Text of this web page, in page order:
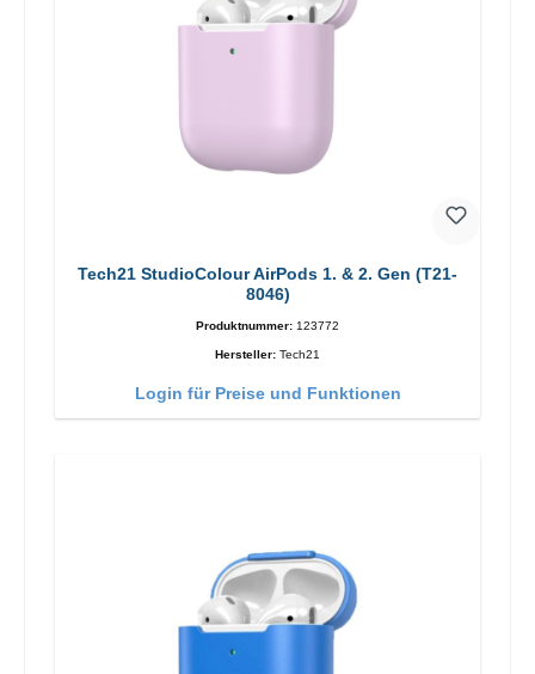
Tech21 StudioColour AirPods 1. & 2. Gen (T21-
8046)
Produktnummer: 123772
Hersteller: Tech21
Login für Preise und Funktionen